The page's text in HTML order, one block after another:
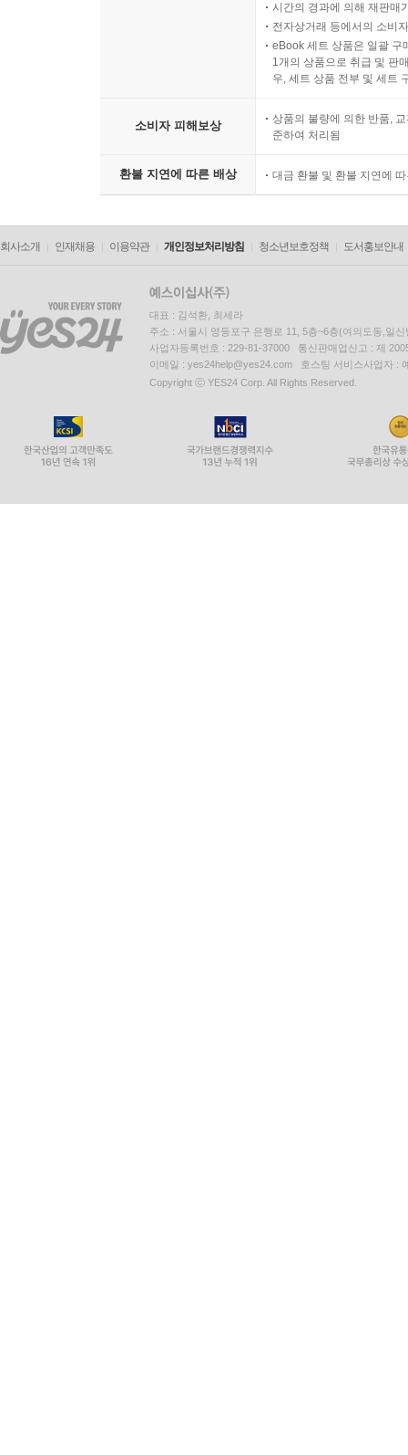
시간의 경과에 의해 재판매
전자상거래 등에서의 소비
eBook 세트 상품은 일괄 구
1개의 상품으로 취급 및 판
우, 세트 상품 전부 및 세트
소비자 피해보상
상품의 불량에 의한 반품,
준하여 처리됨
환불 지연에 따른 배상 대금 환불 및 환불 지연에
회사소개 인재채용 이용약관 개인정보처리방침 청소년보호정책 도서홍보안내
대표 : 김석환, 최세라
주소 : 서울시 영등포구 은행로 11, 5층~6층(여의도동,일신
사업자등록번호 : 229-81-37000 통신판매업신고 : 제
이메일 : yes24help@yes24.com 호스팅 서비스사업자 :
Copyright ⓒ YES24 Corp. All Rights Reserved.